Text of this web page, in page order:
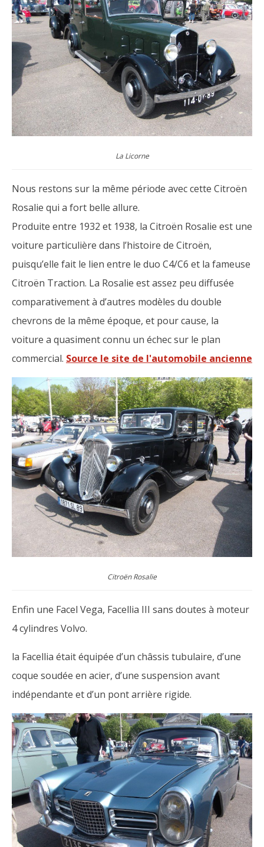
La Licorne
Nous restons sur la même période avec cette Citroën
Rosalie qui a fort belle allure.
Produite entre 1932 et 1938, la Citroën Rosalie est une
voiture particulière dans l’histoire de Citroën,
puisqu’elle fait le lien entre le duo C4/C6 et la fameuse
Citroën Traction. La Rosalie est assez peu diffusée
comparativement à d’autres modèles du double
chevrons de la même époque, et pour cause, la
voiture a quasiment connu un échec sur le plan
commercial. Source le site de l'automobile ancienne
Citroën Rosalie
Enfin une Facel Vega, Facellia III sans doutes à moteur
4 cylindres Volvo.
la Facellia était équipée d’un châssis tubulaire, d’une
coque soudée en acier, d’une suspension avant
indépendante et d’un pont arrière rigide.